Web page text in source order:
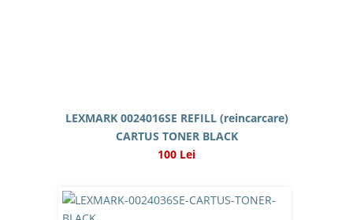
LEXMARK 0024016SE REFILL (reincarcare)
CARTUS TONER BLACK
100 Lei